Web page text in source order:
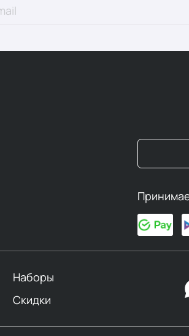
Наборы
Скидки